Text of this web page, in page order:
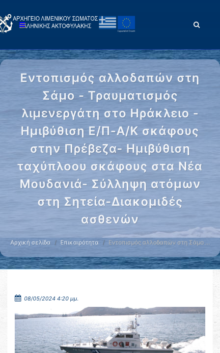
Εντοπισμός αλλοδαπών στη
Σάμο - Τραυματισμός
λιμενεργάτη στο Ηράκλειο -
Ημιβύθιση Ε/Π-Α/Κ σκάφους
στην Πρέβεζα- Ημιβύθιση
ταχύπλοου σκάφους στα Νέα
Μουδανιά- Σύλληψη ατόμων
στη Σητεία-Διακομιδές
ασθενών
Αρχική σελίδα Επικαιρότητα Εντοπισμός αλλοδαπών στη Σάμο …
08/05/2024 4:20 μμ.